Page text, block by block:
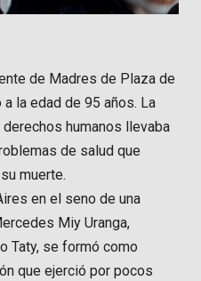
de Madres de Plaza de
la edad de 95 años. La
humanos llevaba
de salud que
muerte.
en el seno de una
Miy Uranga,
Taty, se formó como
que ejerció por pocos